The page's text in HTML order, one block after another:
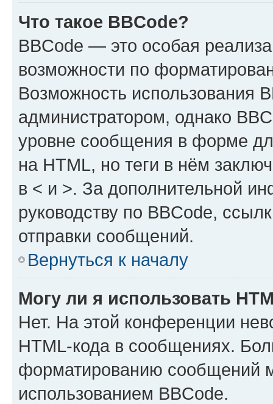
Что такое BBCode?
BBCode — это особая
возможности по
Возможность использования
администратором, однако
уровне сообщения в форме
на HTML, но теги в нём
в < и >. За дополнительной
руководству по BBCode,
отправки сообщений.
Вернуться к началу
Могу ли я использовать
Нет. На этой конференции
HTML-кода в сообщениях.
форматированию сообщений
использованием BBCode.